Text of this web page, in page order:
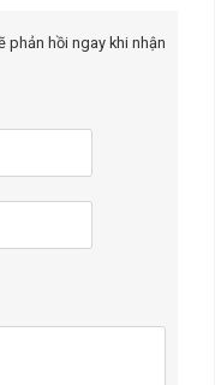
phản hồi ngay khi nhận